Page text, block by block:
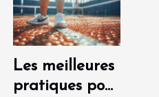
Les meilleures
pratiques pour